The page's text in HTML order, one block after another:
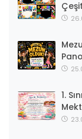
Çeşit
Pano
1.